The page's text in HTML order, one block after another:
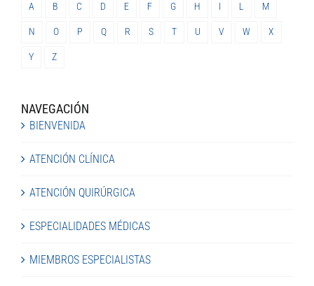
A B C D E F G H I L M
N O P Q R S T U V W X
Y Z
NAVEGACIÓN
BIENVENIDA
ATENCIÓN CLÍNICA
ATENCIÓN QUIRÚRGICA
ESPECIALIDADES MÉDICAS
MIEMBROS ESPECIALISTAS